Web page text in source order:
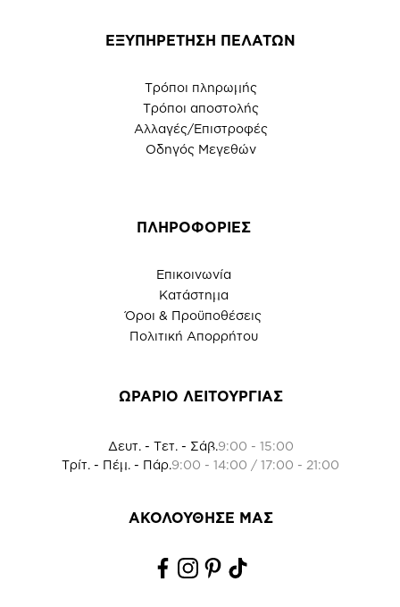
ΕΞΥΠΗΡΕΤΗΣΗ ΠΕΛΑΤΩΝ
Τρόποι πληρωμής
Τρόποι αποστολής
Αλλαγές/Επιστροφές
Οδηγός Μεγεθών
ΠΛΗΡΟΦΟΡΙΕΣ
Επικοινωνία
Κατάστημα
Όροι & Προϋποθέσεις
Πολιτική Απορρήτου
ΩΡΑΡΙΟ ΛΕΙΤΟΥΡΓΙΑΣ
Δευτ. - Τετ. - Σάβ. 9:00 - 15:00
Τρίτ. - Πέμ. - Πάρ. 9:00 - 14:00 / 17:00 - 21:00
ΑΚΟΛΟΥΘΗΣΕ ΜΑΣ